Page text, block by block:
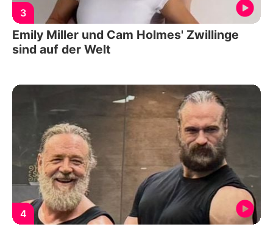
3
Emily Miller und Cam Holmes' Zwillinge
sind auf der Welt
4